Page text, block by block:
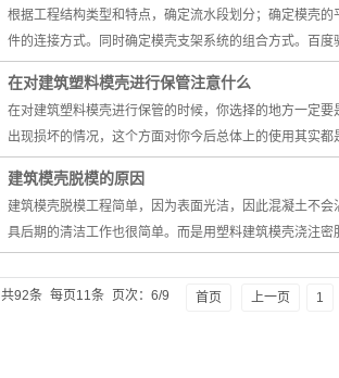
根据工程结构类型和特点，确定流水段划分；确定模壳
件的连接方式。同时确定模壳支架系统的组合方式。百
在对建筑塑料模壳进行保管注意什么
在对建筑塑料模壳进行保管的时候，你选择的地方一定
出现损坏的情况，这个方面对你今后总体上的使用其实
建筑模壳脱模的原因
建筑模壳脱模工程简单，因为表面光洁，因此混凝土不
具后期的清洁工作也很简单。而是用塑料建筑模壳浇注
共92条 每页11条 页次：6/9 首页 上一页 1